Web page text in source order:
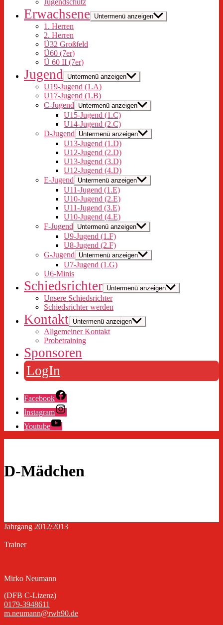
Erwachsene Untermenü anzeigen
1. Herren
2. Herren
Ü32 Großfeld
Ü60 (7er)
Ü 60 II (7er)
Jugend Untermenü anzeigen
U19-Jugend (1.A)
U17-Jugend (1.B)
C-Jugend
Untermenü anzeigen
U15-Jugend (1.C)
U14-Jugend (2.C)
D-Jugend
Untermenü anzeigen
U13-Jugend (1.D)
U12-Jugend (2.D)
U13-Jugend (3.D)
U12-Jugend (4.D)
E-Jugend
Untermenü anzeigen
U11-Jugend (1.E)
U10-Jugend (2.E)
U11-Jugend (3.E)
U10-Jugend (4.E)
F-Jugend
Untermenü anzeigen
U9-Jugend (1.F)
U8-Jugend (2.F)
G-Jugend
Untermenü anzeigen
U7-Jugend (1.G)
U6-Minis
Schiedsrichter Untermenü anzeigen
Unsere Schiedsrichter
Schiedsrichter werden
Kontakt Untermenü anzeigen
Allgemeiner Kontakt
Probetraining
Sponsoren
LogIn
Facebook
Instagram
Youtube
D-Mädchen
Jahrgang 2012/2013
Trainer
Mirko Neumann
(DFB C-Lizenz)
0179-3948611
m.neumann@rwh90.de